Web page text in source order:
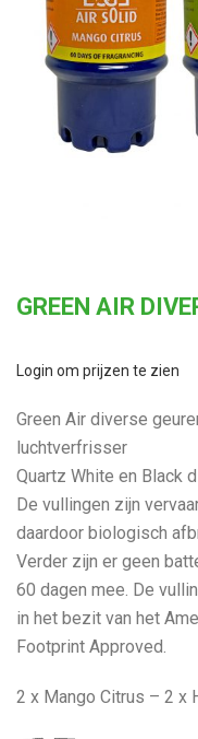
GREEN AIR
Login om prijzen te zien
Green Air diverse
luchtverfrisser
Quartz White en Black
De vullingen zijn
daardoor biologisch
Verder zijn er geen
60 dagen mee. De
in het bezit van het
Footprint Approved.
2 x Mango Citrus – 2 x